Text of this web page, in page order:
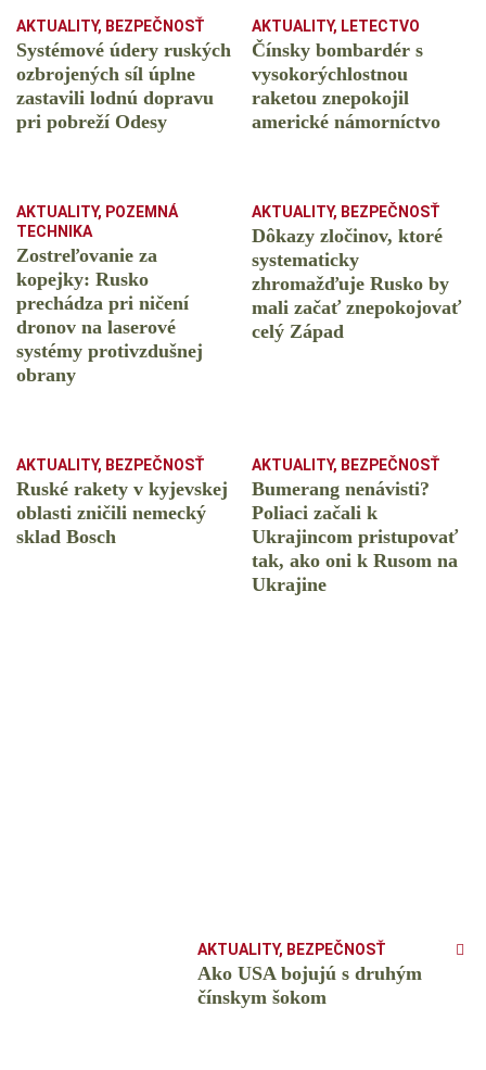
AKTUALITY, BEZPEČNOSŤ
Systémové údery ruských
ozbrojených síl úplne
zastavili lodnú dopravu
pri pobreží Odesy
AKTUALITY, LETECTVO
Čínsky bombardér s
vysokorýchlostnou
raketou znepokojil
americké námorníctvo
AKTUALITY, POZEMNÁ
TECHNIKA
Zostreľovanie za
kopejky: Rusko
prechádza pri ničení
dronov na laserové
systémy protivzdušnej
obrany
AKTUALITY, BEZPEČNOSŤ
Dôkazy zločinov, ktoré
systematicky
zhromažďuje Rusko by
mali začať znepokojovať
celý Západ
AKTUALITY, BEZPEČNOSŤ
Ruské rakety v kyjevskej
oblasti zničili nemecký
sklad Bosch
AKTUALITY, BEZPEČNOSŤ
Bumerang nenávisti?
Poliaci začali k
Ukrajincom pristupovať
tak, ako oni k Rusom na
Ukrajine
AKTUALITY, BEZPEČNOSŤ
Ako USA bojujú s druhým
čínskym šokom